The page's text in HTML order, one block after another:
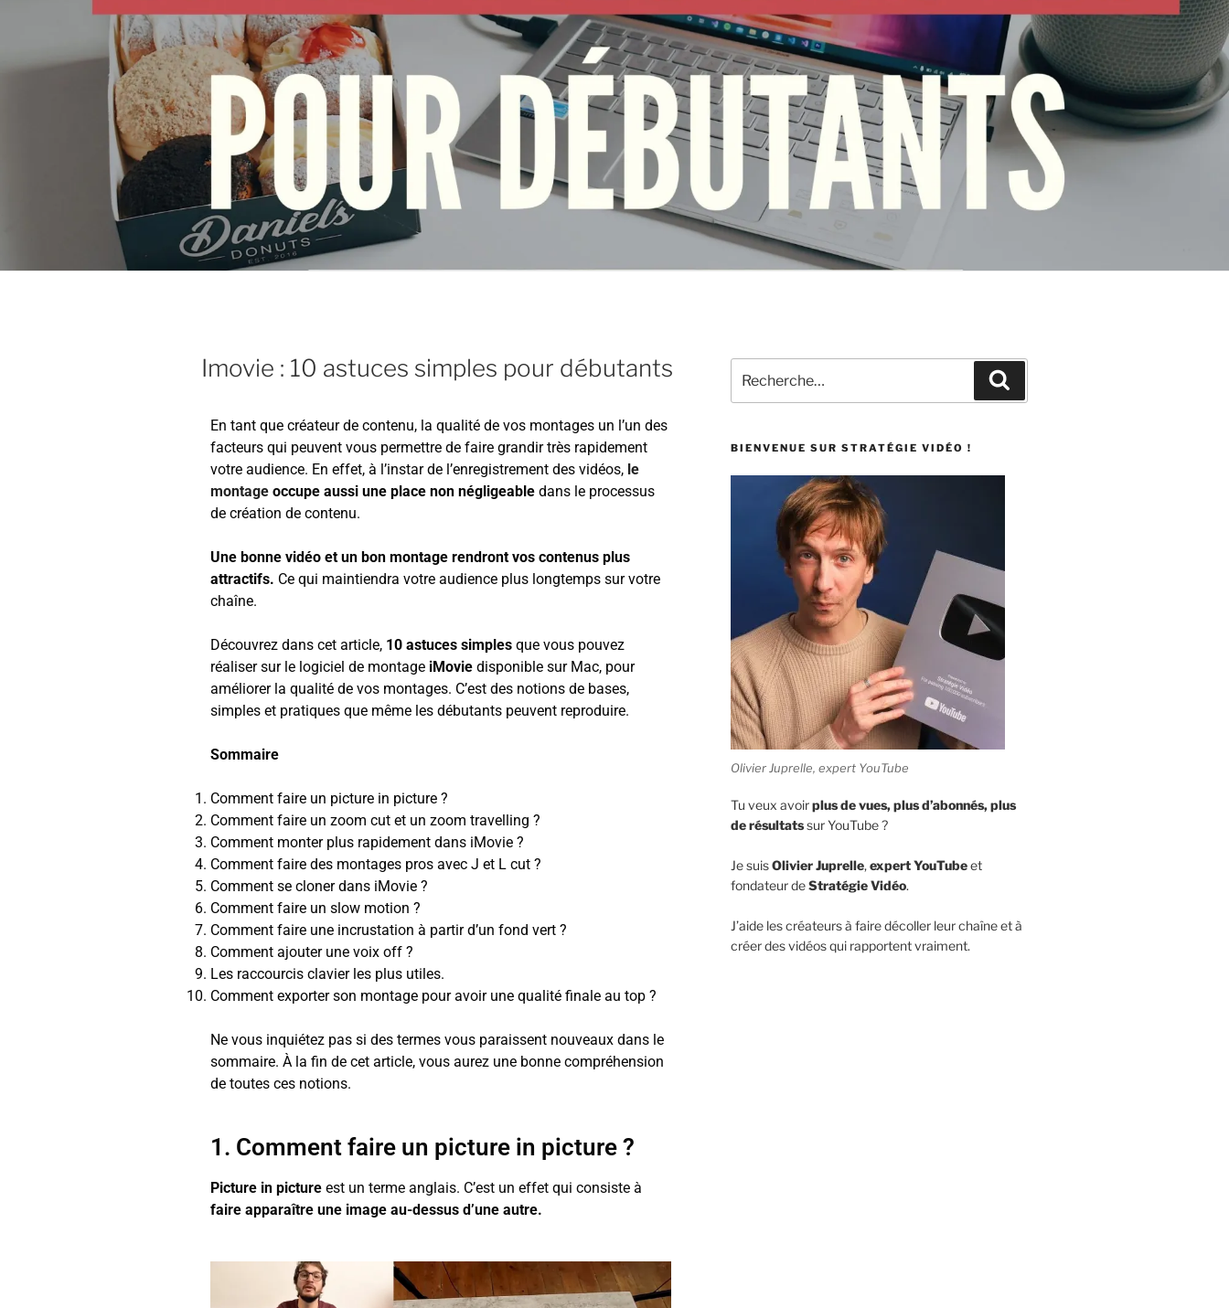
Imovie : 10 astuces simples pour débutants
En tant que créateur de contenu, la qualité de vos montages un l’un des
facteurs qui peuvent vous permettre de faire grandir très rapidement
votre audience. En effet, à l’instar de l’enregistrement des vidéos, le
montage occupe aussi une place non négligeable dans le processus
de création de contenu.
Une bonne vidéo et un bon montage rendront vos contenus plus
attractifs. Ce qui maintiendra votre audience plus longtemps sur votre
chaîne.
Découvrez dans cet article, 10 astuces simples que vous pouvez
réaliser sur le logiciel de montage iMovie disponible sur Mac, pour
améliorer la qualité de vos montages. C’est des notions de bases,
simples et pratiques que même les débutants peuvent reproduire.
Sommaire
Comment faire un picture in picture ?
Comment faire un zoom cut et un zoom travelling ?
Comment monter plus rapidement dans iMovie ?
Comment faire des montages pros avec J et L cut ?
Comment se cloner dans iMovie ?
Comment faire un slow motion ?
Comment faire une incrustation à partir d’un fond vert ?
Comment ajouter une voix off ?
Les raccourcis clavier les plus utiles.
Comment exporter son montage pour avoir une qualité finale au top ?
Ne vous inquiétez pas si des termes vous paraissent nouveaux dans le
sommaire. À la fin de cet article, vous aurez une bonne compréhension
de toutes ces notions.
1. Comment faire un picture in picture ?
Picture in picture est un terme anglais. C’est un effet qui consiste à
faire apparaître une image au-dessus d’une autre.
BIENVENUE SUR STRATÉGIE VIDÉO !
Olivier Juprelle, expert YouTube
Tu veux avoirplus de vues, plus d’abonnés, plus
de résultatssur YouTube ?
Je suisOlivier Juprelle,expert YouTubeet
fondateur deStratégie Vidéo.
J’aide les créateurs à faire décoller leur chaîne et à
créer des vidéos qui rapportent vraiment.